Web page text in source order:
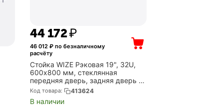
44 172₽
46 012 ₽ по безналичному
расчёту
Стойка WIZE Рэковая 19", 32U,
600х800 мм, стеклянная
передняя дверь, задняя дверь -
металл, вент. панель с 2
вентиляторами, колеса, рэковые
гайки: 20 шт, мак...
Код товара: 413624
В наличии